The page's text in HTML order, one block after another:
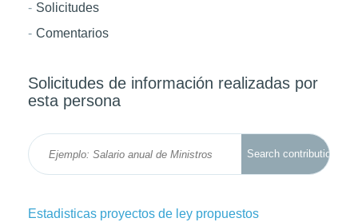
Solicitudes
Comentarios
Solicitudes de información realizadas por
esta persona
Estadisticas proyectos de ley propuestos